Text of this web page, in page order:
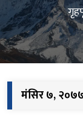
मंसिर ७,